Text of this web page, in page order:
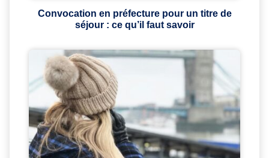
Convocation en préfecture pour un titre de
séjour : ce qu’il faut savoir